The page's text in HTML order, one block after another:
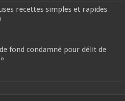
recettes simples et rapides
fond condamné pour délit de